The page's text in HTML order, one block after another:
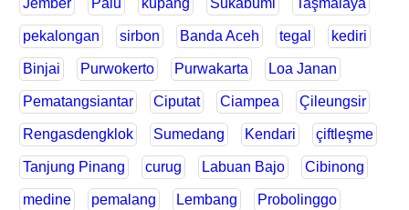
pekalongan sirbon Banda Aceh tegal kediri
Binjai Purwokerto Purwakarta Loa Janan
Pematangsiantar Ciputat Ciampea Çileungsir
Rengasdengklok Sumedang Kendari çiftleşme
Tanjung Pinang curug Labuan Bajo Cibinong
medine pemalang Lembang Probolinggo